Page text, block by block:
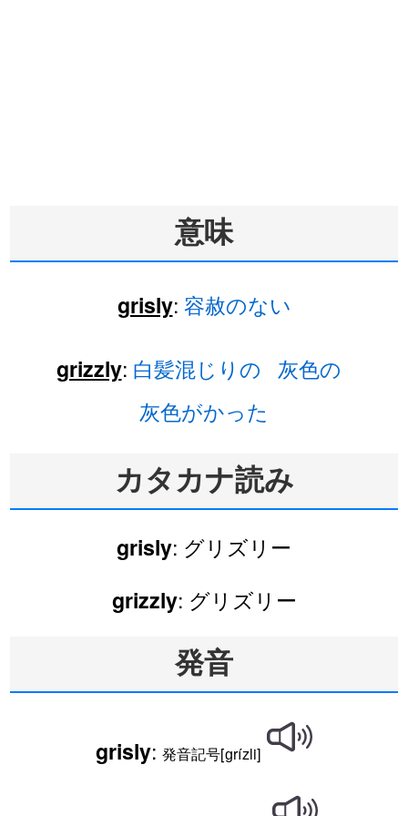
意味
grisly: 容赦のない
grizzly: 白髪混じりの
灰色の
灰色がかった
カタカナ読み
grisly: グリズリー
grizzly: グリズリー
発音
grisly: 発音記号[ɡrízli]